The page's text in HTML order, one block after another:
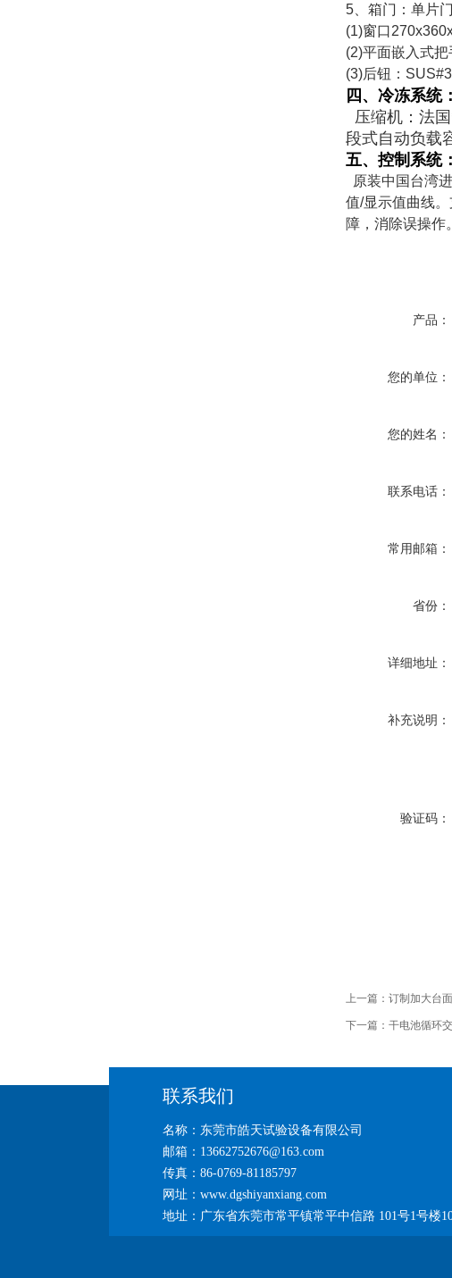
5 、箱门：单片
(1)窗口
(2)平面嵌入式把
(3)后钮：
四、冷冻系统：
压缩机：法
段式自动负载
五、控制系统：
原装中国台湾
值/显示值曲线
障，消除误操作
产品：
您的单位：
您的姓名：
联系电话：
常用邮箱：
省份：
详细地址：
补充说明：
验证码：
上一篇： 订制加大台
下一篇： 干电池循环
联系我们
名称：东莞市皓天试验设备有限公司
邮箱：13662752676@163.com
传真：86-0769-81185797
网址：www.dgshiyanxiang.com
地址：广东省东莞市常平镇常平中信路 101号1号楼